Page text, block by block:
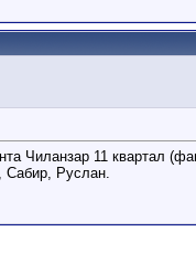
Чиланзар 11 квартал
Сабир, Руслан.